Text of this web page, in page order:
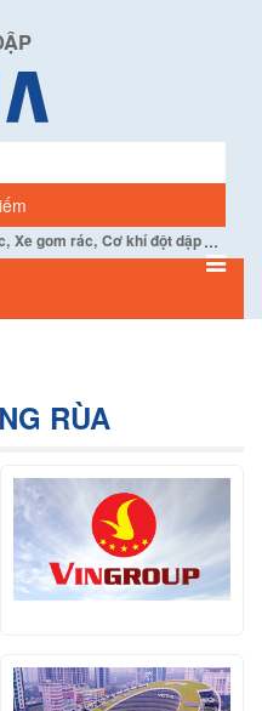
Xe gom rác, Cơ khí đột dập...
RÙA